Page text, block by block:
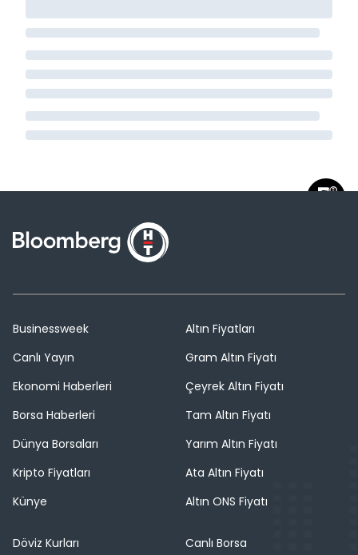
Businessweek
Canlı Yayın
Ekonomi Haberleri
Borsa Haberleri
Dünya Borsaları
Kripto Fiyatları
Künye
Altın Fiyatları
Gram Altın Fiyatı
Çeyrek Altın Fiyatı
Tam Altın Fiyatı
Yarım Altın Fiyatı
Ata Altın Fiyatı
Altın ONS Fiyatı
Döviz Kurları
Canlı Borsa